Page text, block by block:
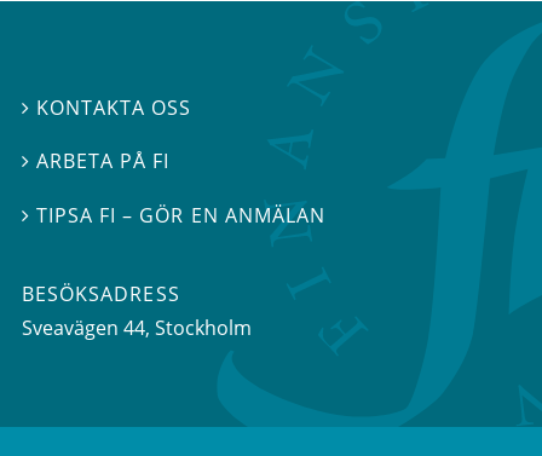
 KONTAKTA OSS
ARBETA PÅ FI
TIPSA FI – GÖR EN ANMÄLAN
BESÖKSADRESS
Sveavägen 44, Stockholm